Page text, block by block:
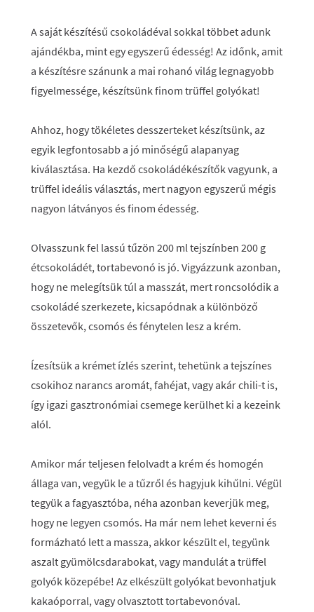
A saját készítésű csokoládéval sokkal többet adunk
ajándékba, mint egy egyszerű édesség! Az időnk, amit
a készítésre szánunk a mai rohanó világ legnagyobb
figyelmessége, készítsünk finom trüffel golyókat!
Ahhoz, hogy tökéletes desszerteket készítsünk, az
egyik legfontosabb a jó minőségű alapanyag
kiválasztása. Ha kezdő csokoládékészítők vagyunk, a
trüffel ideális választás, mert nagyon egyszerű mégis
nagyon látványos és finom édesség.
Olvasszunk fel lassú tűzön 200 ml tejszínben 200 g
étcsokoládét, tortabevonó is jó. Vigyázzunk azonban,
hogy ne melegítsük túl a masszát, mert roncsolódik a
csokoládé szerkezete, kicsapódnak a különböző
összetevők, csomós és fénytelen lesz a krém.
Ízesítsük a krémet ízlés szerint, tehetünk a tejszínes
csokihoz narancs aromát, fahéjat, vagy akár chili-t is,
így igazi gasztronómiai csemege kerülhet ki a kezeink
alól.
Amikor már teljesen felolvadt a krém és homogén
állaga van, vegyük le a tűzről és hagyjuk kihűlni. Végül
tegyük a fagyasztóba, néha azonban keverjük meg,
hogy ne legyen csomós. Ha már nem lehet keverni és
formázható lett a massza, akkor készült el, tegyünk
aszalt gyümölcsdarabokat, vagy mandulát a trüffel
golyók közepébe! Az elkészült golyókat bevonhatjuk
kakaóporral, vagy olvasztott tortabevonóval.